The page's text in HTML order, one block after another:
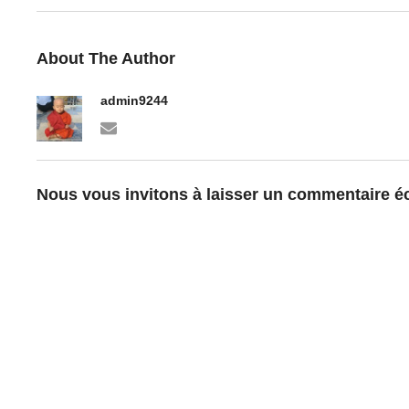
About The Author
admin9244
Nous vous invitons à laisser un commentaire